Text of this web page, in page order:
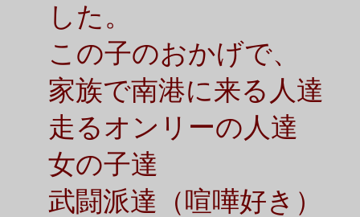
した。
この子のおかげで、
家族で南港に来る人達
走るオンリーの人達
女の子達
武闘派達（喧嘩好き）